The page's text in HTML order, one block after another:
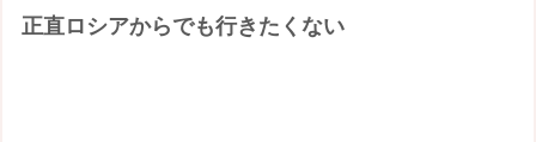
正直ロシアからでも行きたくない